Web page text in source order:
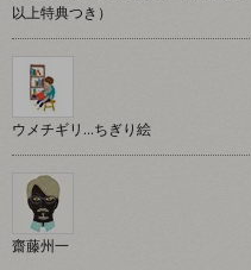
以上特典つき）
ウメチギリ…ちぎり絵
齋藤州一